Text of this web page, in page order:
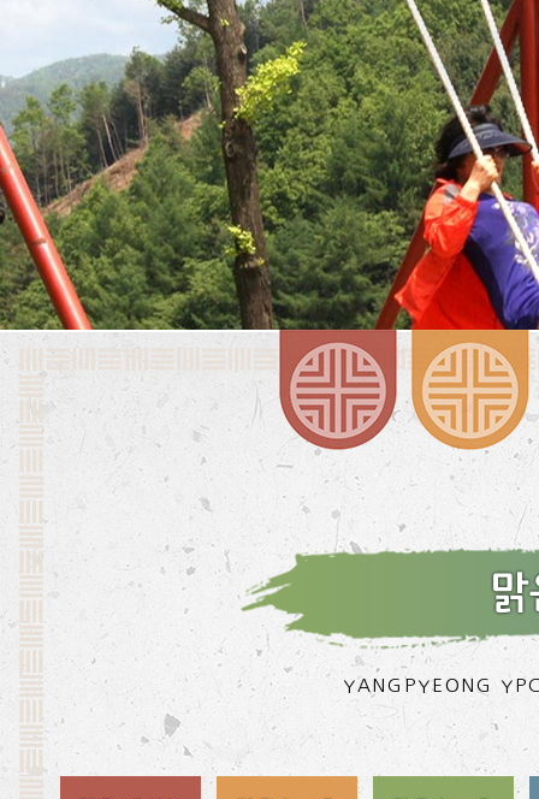
YANGPYEONG